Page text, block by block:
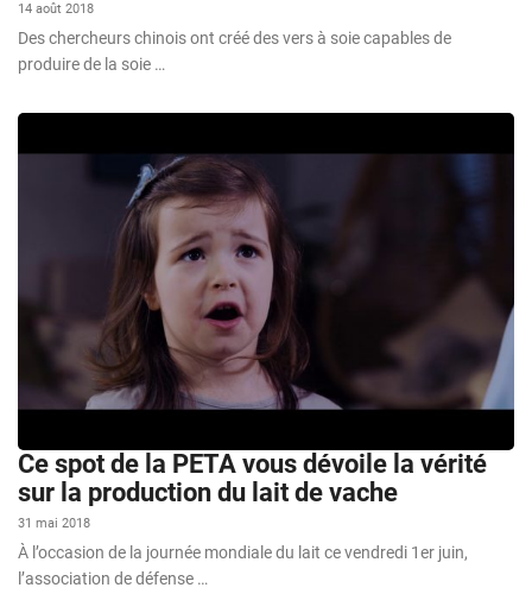
14 août 2018
Des chercheurs chinois ont créé des vers à soie capables de
produire de la soie …
Ce spot de la PETA vous dévoile la vérité
sur la production du lait de vache
31 mai 2018
À l’occasion de la journée mondiale du lait ce vendredi 1er juin,
l’association de défense …